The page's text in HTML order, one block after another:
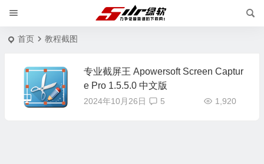
首页 教程截图
专业截屏王 Apowersoft Screen Captur
e Pro 1.5.5.0 中文版
2024年10月26日 1,920
5